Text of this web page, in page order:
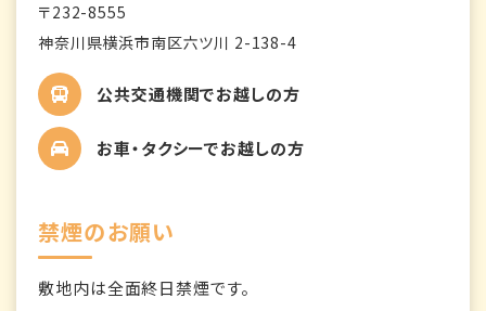
〒232-8555
神奈川県横浜市南区六ツ川 2-138-4
公共交通機関でお越しの方
お車・タクシーでお越しの方
禁煙のお願い
敷地内は全面終日禁煙です。